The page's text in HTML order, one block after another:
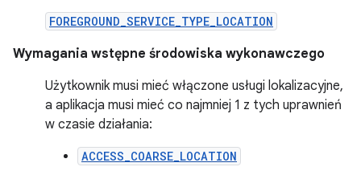
FOREGROUND_SERVICE_TYPE_LOCATION
Wymagania wstępne środowiska wykonawczego
Użytkownik musi mieć włączone usługi lokalizacyjne,
a aplikacja musi mieć co najmniej 1 z tych uprawnień
w czasie działania:
ACCESS_COARSE_LOCATION